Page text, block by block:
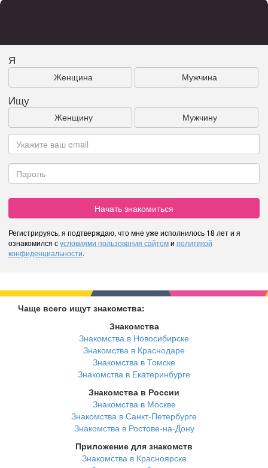
Я
Женщина Мужчина
Ищу
Женщину Мужчину
Начать знакомиться
Регистрируясь, я подтверждаю, что мне уже исполнилось 18 лет и я
ознакомился сусловиями пользования сайтоми политикой
конфиденциальности.
Чаще всего ищут знакомства:
Знакомства
Знакомства в Новосибирске
Знакомства в Краснодаре
Знакомства в Томске
Знакомства в Екатеринбурге
Знакомства в России
Знакомства в Москве
Знакомства в Санкт-Петербурге
Знакомства в Ростове-на-Дону
Приложение для знакомств
Знакомства в Красноярске